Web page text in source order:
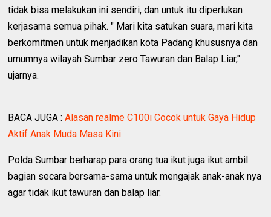
tidak bisa melakukan ini sendiri, dan untuk itu diperlukan
kerjasama semua pihak. " Mari kita satukan suara, mari kita
berkomitmen untuk menjadikan kota Padang khususnya dan
umumnya wilayah Sumbar zero Tawuran dan Balap Liar,"
ujarnya.
BACA JUGA :Alasan realme C100i Cocok untuk Gaya Hidup
Aktif Anak Muda Masa Kini
Polda Sumbar berharap para orang tua ikut juga ikut ambil
bagian secara bersama-sama untuk mengajak anak-anak nya
agar tidak ikut tawuran dan balap liar.